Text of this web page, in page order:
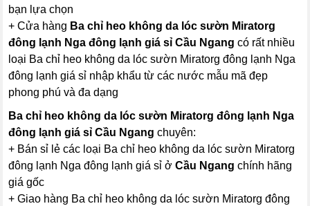
bạn lựa chọn
+ Cửa hàng Ba chỉ heo không da lóc sườn Miratorg
đông lạnh Nga đông lạnh giá sỉ Cầu Ngang có rất nhiều
loại Ba chỉ heo không da lóc sườn Miratorg đông lạnh Nga
đông lạnh giá sỉ nhập khẩu từ các nước mẫu mã đẹp
phong phú và đa dạng
Ba chỉ heo không da lóc sườn Miratorg đông lạnh Nga
đông lạnh giá sỉ Cầu Ngangchuyên:
+ Bán sỉ lẻ các loại Ba chỉ heo không da lóc sườn Miratorg
đông lạnh Nga đông lạnh giá sỉ ởCầu Ngang chính hãng
giá gốc
+ Giao hàng Ba chỉ heo không da lóc sườn Miratorg đông